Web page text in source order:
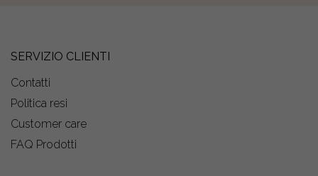
SERVIZIO CLIENTI
Contatti
Politica resi
Customer care
FAQ Prodotti